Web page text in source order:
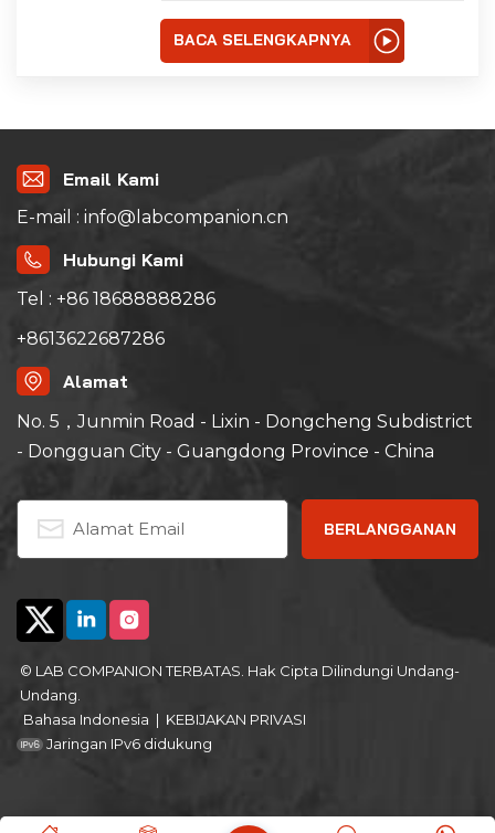
BACA SELENGKAPNYA
Email Kami
E-mail : info@labcompanion.cn
Hubungi Kami
Tel : +86 18688888286
+8613622687286
Alamat
No. 5，Junmin Road - Lixin - Dongcheng Subdistrict
- Dongguan City - Guangdong Province - China
© LAB COMPANION TERBATAS. Hak Cipta Dilindungi Undang-
Undang.
Bahasa Indonesia | KEBIJAKAN PRIVASI
Jaringan IPv6 didukung